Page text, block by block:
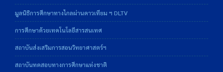
มูลนิธิการศึกษาทางไกลผ่านดาวเทียม ฯ DLTV
การศึกษาด้วยเทคโนโลยีสารสนเทศ
สถาบันส่งเสริมการสอนวิทยาศาสตร์ฯ
สถาบันทดสอบทางการศึกษาแห่งชาติ